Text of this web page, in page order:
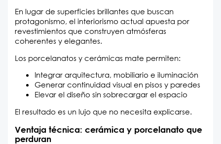
En lugar de superficies brillantes que buscan
protagonismo, el interiorismo actual apuesta por
revestimientos que construyen atmósferas
coherentes y elegantes.
Los porcelanatos y cerámicas mate permiten:
Integrar arquitectura, mobiliario e iluminación
Generar continuidad visual en pisos y paredes
Elevar el diseño sin sobrecargar el espacio
El resultado es un lujo que no necesita explicarse.
Ventaja técnica: cerámica y porcelanato que
perduran